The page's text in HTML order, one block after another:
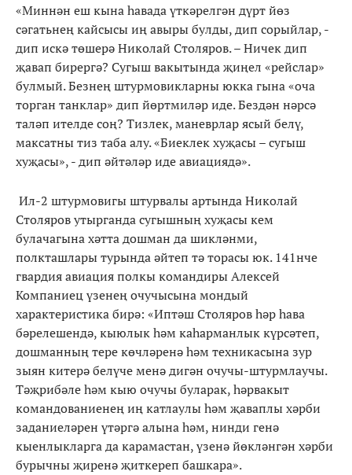
«Миннән еш кына һавада үткәрелгән дүрт йөз
сәгатьнең кайсысы иң авыры булды, дип сорыйлар, -
дип искә төшерә Николай Столяров. – Ничек дип
җавап бирергә? Сугыш вакытында җиңел «рейслар»
булмый. Безнең штурмовикларны юкка гына «оча
торган танклар» дип йөртмиләр иде. Бездән нәрсә
таләп ителде соң? Тизлек, маневрлар ясый белү,
максатны тиз таба алу. «Биеклек хуҗасы – сугыш
хуҗасы», - дип әйтәләр иде авиациядә».
Ил-2 штурмовигы штурвалы артында Николай
Столяров утырганда сугышның хуҗасы кем
булачагына хәтта дошман да шикләнми,
полкташлары турында әйтеп тә торасы юк. 141нче
гвардия авиация полкы командиры Алексей
Компаниец үзенең очучысына мондый
характеристика бирә: «Иптәш Столяров һәр һава
бәрелешендә, кыюлык һәм каһарманлык күрсәтеп,
дошманның тере көчләренә һәм техникасына зур
зыян китерә белүче менә дигән очучы-штурмлаучы.
Тәҗрибәле һәм кыю очучы буларак, һәрвакыт
командованиенең иң катлаулы һәм җаваплы хәрби
заданиеләрен үтәргә алына һәм, нинди генә
кыенлыкларга да карамастан, үзенә йөкләнгән хәрби
бурычны җиренә җиткереп башкара».